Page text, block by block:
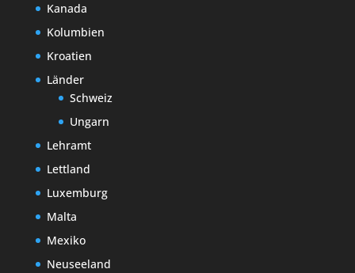
Kanada
Kolumbien
Kroatien
Länder
Schweiz
Ungarn
Lehramt
Lettland
Luxemburg
Malta
Mexiko
Neuseeland